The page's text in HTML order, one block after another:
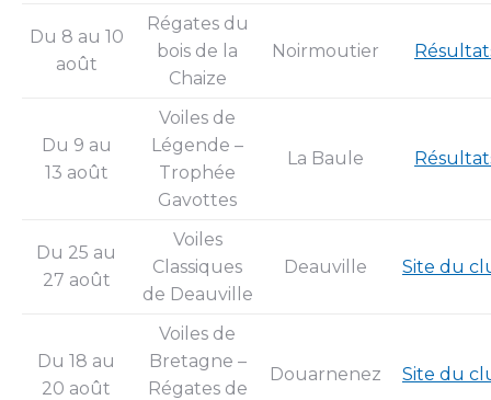
Du 8 au 10
août
Régates du
bois de la
Chaize
Noirmoutier
Du 9 au
13 août
Voiles de
Légende –
Trophée
Gavottes
La Baule
Du 25 au
27 août
Voiles
Classiques
de Deauville
Deauville Site du
Du 18 au
20 août
Voiles de
Bretagne –
Régates de
Douarnenez Site du